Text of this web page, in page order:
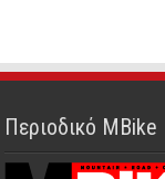
Περιοδικό MBike